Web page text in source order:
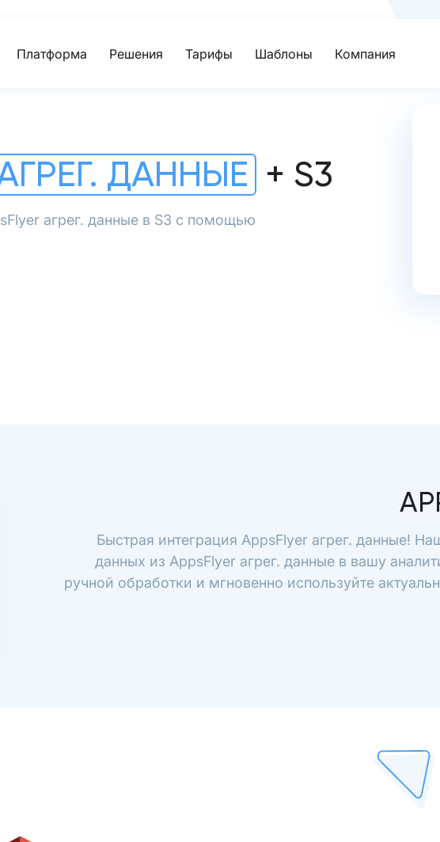
Платформа Решения Тарифы Шаблоны Компания
АГРЕГ. ДАННЫЕ + S3
агрег. данные в S3 с помощью
Быстрая интеграция AppsFlyer агрег. данные!
данных из AppsFlyer агрег. данные в вашу
ручной обработки и мгновенно используйте